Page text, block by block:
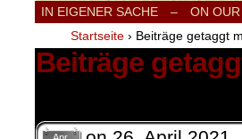
IN EIGENER SACHE – ON
Startseite › Beiträge getaggt
Beiträge